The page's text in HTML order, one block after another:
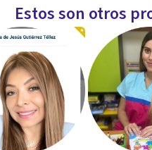
Estos son otros